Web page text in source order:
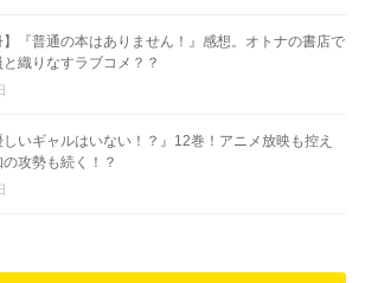
】『普通の本はありません！』感想。オトナの書店で
織りなすラブコメ？？
しいギャルはいない！？』12巻！アニメ放映も控え
攻勢も続く！？